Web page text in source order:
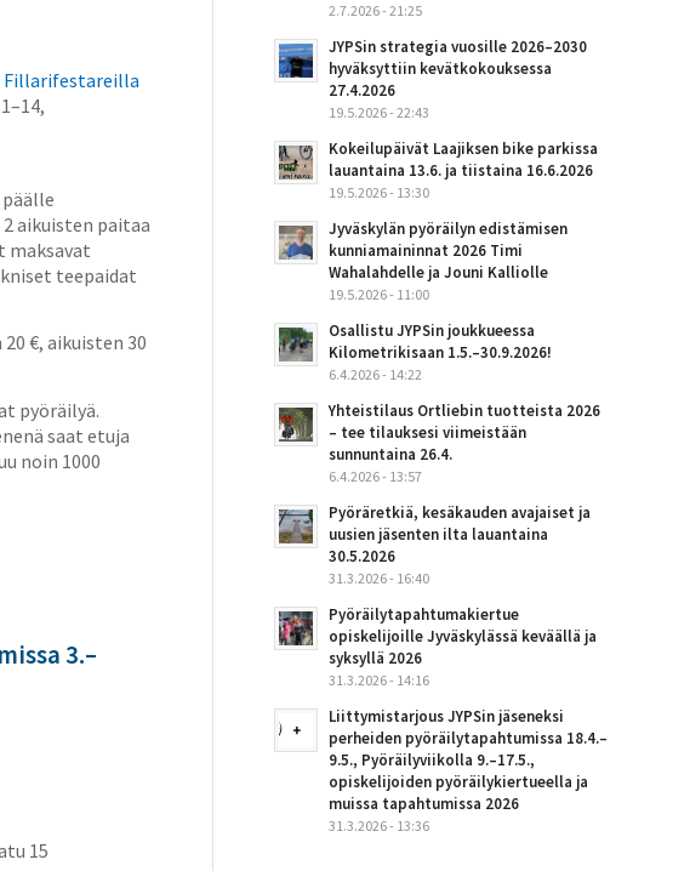
Fillarifestareilla
2 aikuisten paitaa
maksavat
teepaidat
€, aikuisten 30
pyöräilyä.
saat etuja
noin 1000
3.–
15
2.7.2026 - 21:25
JYPSin strategia vuosille 2026–2030
hyväksyttiin kevätkokouksessa
27.4.2026
19.5.2026 - 22:43
Kokeilupäivät Laajiksen bike parkissa
lauantaina 13.6. ja tiistaina 16.6.2026
19.5.2026 - 13:30
Jyväskylän pyöräilyn edistämisen
kunniamaininnat 2026 Timi
Wahalahdelle ja Jouni Kalliolle
19.5.2026 - 11:00
Osallistu JYPSin joukkueessa
Kilometrikisaan 1.5.–30.9.2026!
6.4.2026 - 14:22
Yhteistilaus Ortliebin tuotteista 2026
– tee tilauksesi viimeistään
sunnuntaina 26.4.
6.4.2026 - 13:57
Pyöräretkiä, kesäkauden avajaiset ja
uusien jäsenten ilta lauantaina
30.5.2026
31.3.2026 - 16:40
Pyöräilytapahtumakiertue
opiskelijoille Jyväskylässä keväällä ja
syksyllä 2026
31.3.2026 - 14:16
Liittymistarjous JYPSin jäseneksi
perheiden pyöräilytapahtumissa 18.4.–
9.5., Pyöräilyviikolla 9.–17.5.,
opiskelijoiden pyöräilykiertueella ja
muissa tapahtumissa 2026
31.3.2026 - 13:36